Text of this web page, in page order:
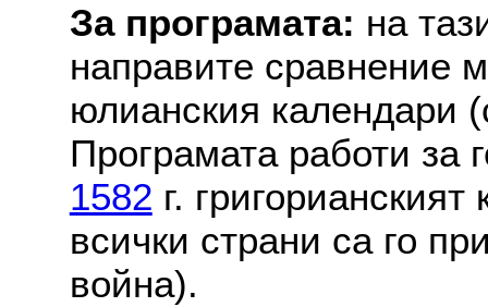
За програмата: на
направите сравнение
юлианския календари
Програмата работи за
1582 г.
всички страни са го
война).